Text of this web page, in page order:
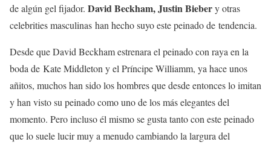
de algún gel fijador. David Beckham, Justin Biebery otras
celebrities masculinas han hecho suyo este peinado de tendencia.
Desde que David Beckham estrenara el peinado con raya en la
boda de Kate Middleton y el Príncipe Williamm, ya hace unos
añitos, muchos han sido los hombres que desde entonces lo imitan
y han visto su peinado como uno de los más elegantes del
momento. Pero incluso él mismo se gusta tanto con este peinado
que lo suele lucir muy a menudo cambiando la largura del